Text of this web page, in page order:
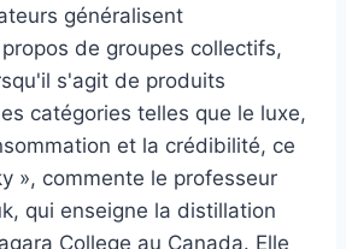
généralisent
de groupes collectifs,
s'agit de produits
catégories telles que le luxe,
et la crédibilité, ce
», commente le professeur
qui enseigne la distillation
College au Canada. Elle